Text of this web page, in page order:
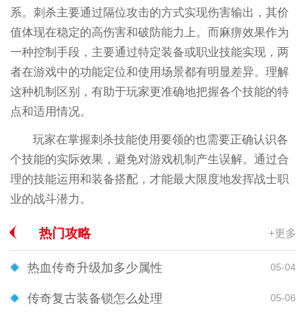
系。刺杀主要通过隔位攻击的方式实现伤害输出，其价
值体现在稳定的高伤害和破防能力上。而麻痹效果作为
一种控制手段，主要通过特定装备或职业技能实现，两
者在游戏中的功能定位和使用场景都有明显差异。理解
这种机制区别，有助于玩家更准确地把握各个技能的特
点和适用情况。
玩家在掌握刺杀技能使用要领的也需要正确认识各
个技能的实际效果，避免对游戏机制产生误解。通过合
理的技能运用和装备搭配，才能最大限度地发挥战士职
业的战斗潜力。
热门攻略 +更多
热血传奇升级加多少属性 05-04
传奇复古装备锁怎么处理 05-06